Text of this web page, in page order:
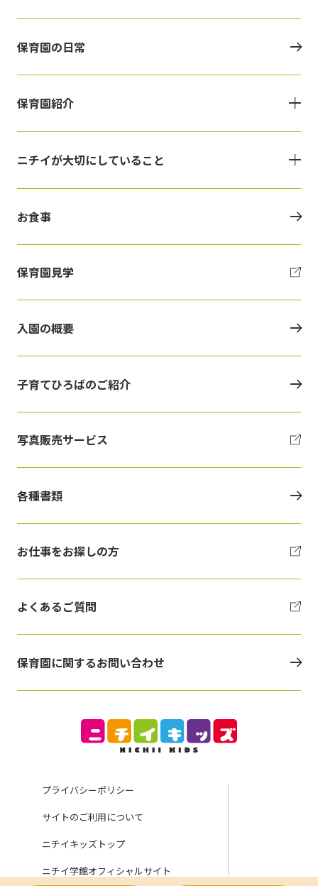
プライバシーポリシー
サイトのご利用について
ニチイキッズトップ
ニチイ学館オフィシャルサイト
保育園の日常
保育園紹介
ニチイが大切にしていること
お食事
保育園見学
入園の概要
子育てひろばのご紹介
写真販売サービス
各種書類
お仕事をお探しの方
よくあるご質問
保育園に関するお問い合わせ